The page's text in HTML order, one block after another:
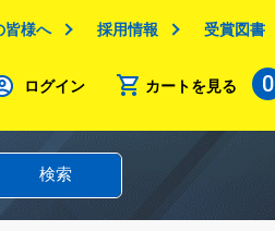
皆様へ 採用情報 受賞図書
ログイン カートを見る 0
検索